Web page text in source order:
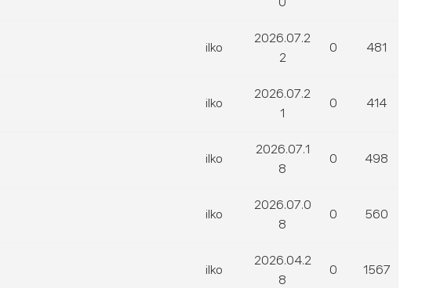
0
ilko
2026.07.2
2
0 481
ilko
2026.07.2
1
0 414
ilko
2026.07.1
8
0 498
ilko
2026.07.0
8
0 560
ilko
2026.04.2
8
0 1567